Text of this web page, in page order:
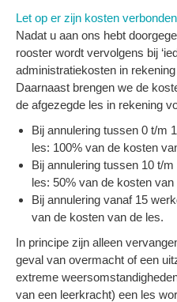
Let op er zijn kosten
Nadat u aan ons hebt
rooster wordt vervolgens bij
administratiekosten in
Daarnaast brengen we de
de afgezegde les in rekening
Bij annulering tussen 0 t/m
les: 100% van de kosten
Bij annulering tussen 10 t/
les: 50% van de kosten van
Bij annulering vanaf 15
van de kosten van de les.
In principe zijn alleen
geval van overmacht of een
extreme
van een leerkracht) een les